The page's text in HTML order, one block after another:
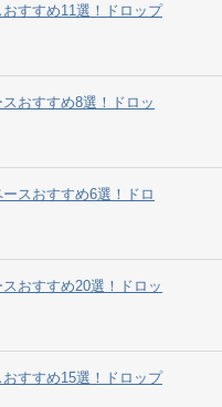
すすめ11選！ドロップ
おすすめ8選！ドロッ
スおすすめ6選！ドロ
おすすめ20選！ドロッ
すすめ15選！ドロップ